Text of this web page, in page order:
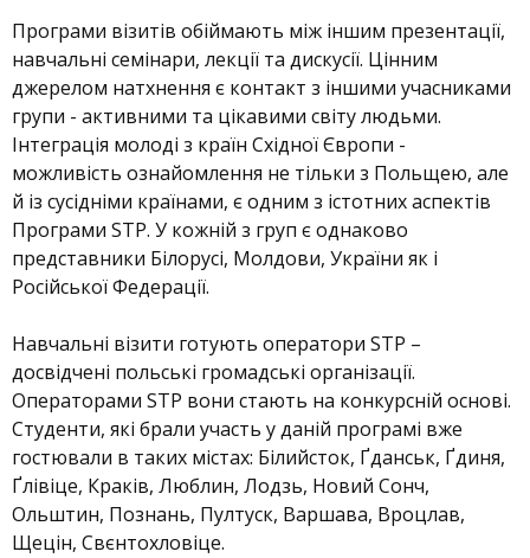
Програми візитів обіймають між іншим презентації,
навчальні семінари, лекції та дискусії. Цінним
джерелом натхнення є контакт з іншими учасниками
групи - активними та цікавими світу людьми.
Інтеграція молоді з країн Східної Європи -
можливість ознайомлення не тільки з Польщею, але
й із сусідніми країнами, є одним з істотних аспектів
Програми STP. У кожній з груп є однаково
представники Білорусі, Молдови, України як і
Російської Федерації.
Навчальні візити готують оператори STP –
досвідчені польські громадські організації.
Операторами STP вони стають на конкурсній основі.
Студенти, які брали участь у даній програмі вже
гостювали в таких містах: Білийсток, Ґданськ, Ґдиня,
Ґлівіце, Краків, Люблин, Лодзь, Новий Сонч,
Ольштин, Познань, Пултуск, Варшава, Вроцлав,
Щецін, Свєнтохловіце.